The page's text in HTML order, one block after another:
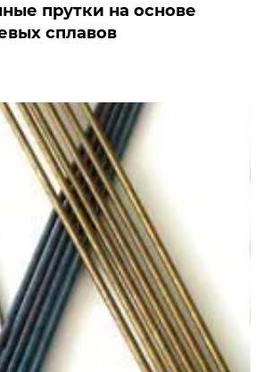
прутки на основе
сплавов